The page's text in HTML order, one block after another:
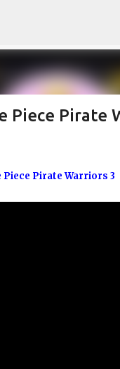
para o conteúdo
Piece Pirate
Piece Pirate Warriors 3